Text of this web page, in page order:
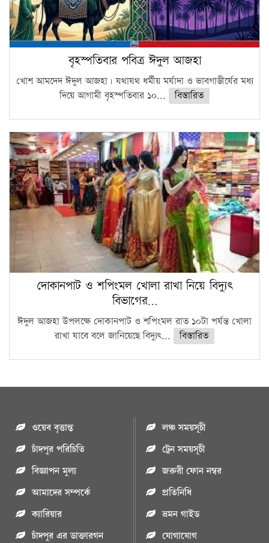
বৃহস্পতিবার পবিত্র ঈদুল আজহা
খোশ আমদেদ ঈদুল আজহা। যথাযথ ধর্মীয় মর্যাদা ও ভাবগাম্ভীর্যের মধ্য
দিয়ে আগামী বৃহস্পতিবার ১০...
বিস্তারিত
দোকানপাট ও শপিংমল খোলা রাখা নিয়ে বিদ্যুৎ
বিভাগের…
ঈদুল আজহা উপলক্ষে দোকানপাট ও শপিংমল রাত ১০টা পর্যন্ত খোলা
রাখা যাবে বলে জানিয়েছে বিদ্যুৎ...
বিস্তারিত
ওয়েব বৃত্তান্ত
চাঁদপুর পরিচিতি
বিজ্ঞাপন মুল্য
আমাদের সম্পর্কে
ক্যারিয়ার
চাঁদপুর এর ডাক্তারগন
লঞ্চ সময়সূচী
ট্রেন সময়সূচী
জরুরী ফোন নম্বর
প্রতিনিধি
ভ্রমন গাইড
যোগাযোগ